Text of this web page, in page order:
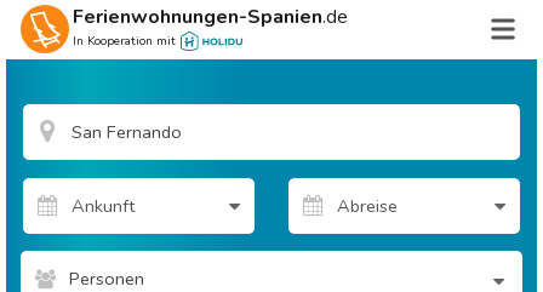
Ferienwohnungen-Spanien.de
In Kooperation mit
Personen